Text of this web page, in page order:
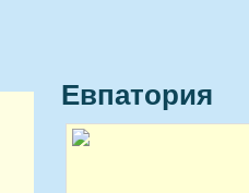
Евпатория